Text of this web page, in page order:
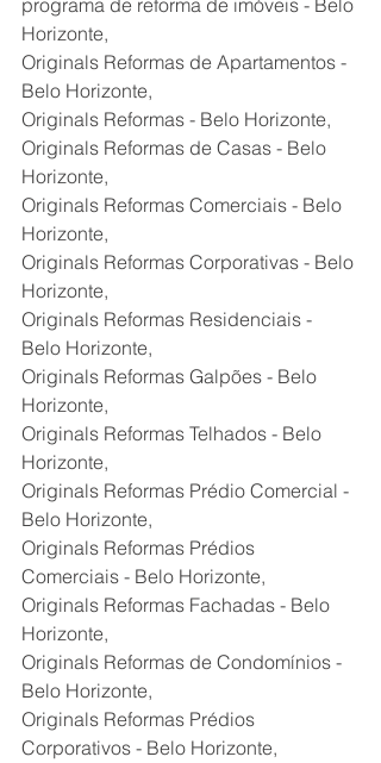
programa de reforma de imóveis - Belo
Horizonte,
Originals Reformas de Apartamentos -
Belo Horizonte,
Originals Reformas - Belo Horizonte,
Originals Reformas de Casas - Belo
Horizonte,
Originals Reformas Comerciais - Belo
Horizonte,
Originals Reformas Corporativas - Belo
Horizonte,
Originals Reformas Residenciais -
Belo Horizonte,
Originals Reformas Galpões - Belo
Horizonte,
Originals Reformas Telhados - Belo
Horizonte,
Originals Reformas Prédio Comercial -
Belo Horizonte,
Originals Reformas Prédios
Comerciais - Belo Horizonte,
Originals Reformas Fachadas - Belo
Horizonte,
Originals Reformas de Condomínios -
Belo Horizonte,
Originals Reformas Prédios
Corporativos - Belo Horizonte,